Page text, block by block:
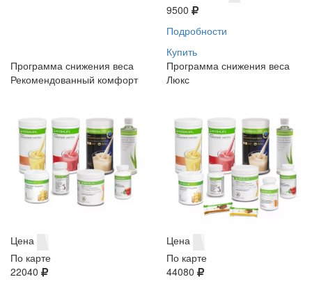
9500
Подробности
Купить
Программа снижения веса
Рекомендованный комфорт
Цена
По карте
22040
Программа снижения веса
Люкс
Цена
По карте
44080